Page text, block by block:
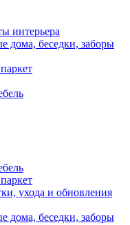
интерьера
дома, беседки, заборы
ухода и обновления
дома, беседки, заборы